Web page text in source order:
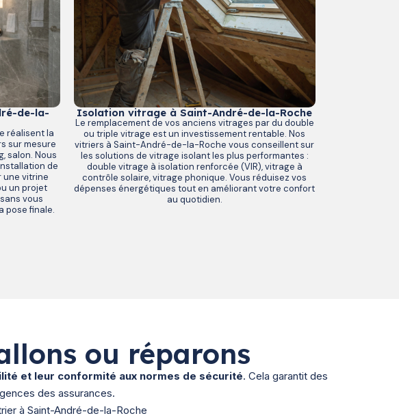
de-la-
réalisent la
sur mesure
salon. Nous
de
une vitrine
un projet
vous
pose finale.
Isolation vitrage à Saint-André-de-la-Roche
Le remplacement de vos anciens vitrages par du double
ou triple vitrage est un investissement rentable. Nos
vitriers à Saint-André-de-la-Roche vous conseillent sur
les solutions de vitrage isolant les plus performantes :
double vitrage à isolation renforcée (VIR), vitrage à
contrôle solaire, vitrage phonique. Vous réduisez vos
dépenses énergétiques tout en améliorant votre confort
au quotidien.
ou réparons
et leur conformité aux normes de sécurité. Cela garantit des
des assurances.
à Saint-André-de-la-Roche